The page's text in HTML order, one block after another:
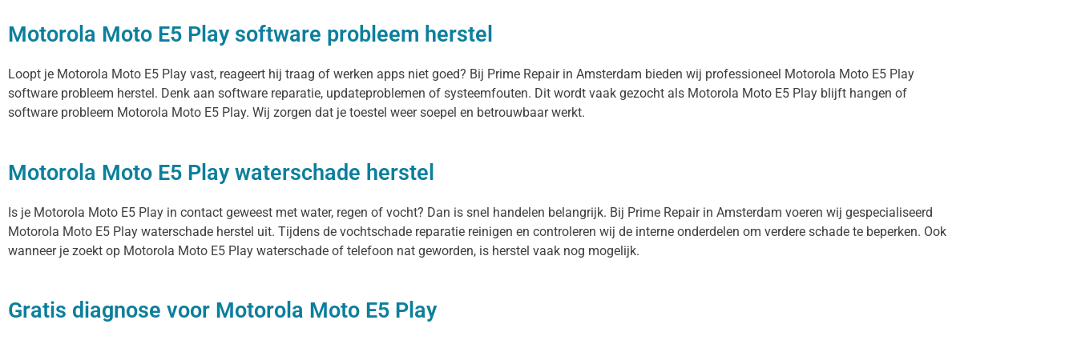
Motorola Moto E5 Play software probleem herstel
Loopt je Motorola Moto E5 Play vast, reageert hij traag of werken apps niet goed? Bij Prime Repair in Amsterdam bieden wij professioneel Motorola Moto E5 Play
software probleem herstel. Denk aan software reparatie, updateproblemen of systeemfouten. Dit wordt vaak gezocht als Motorola Moto E5 Play blijft hangen of
software probleem Motorola Moto E5 Play. Wij zorgen dat je toestel weer soepel en betrouwbaar werkt.
Motorola Moto E5 Play waterschade herstel
Is je Motorola Moto E5 Play in contact geweest met water, regen of vocht? Dan is snel handelen belangrijk. Bij Prime Repair in Amsterdam voeren wij gespecialiseerd
Motorola Moto E5 Play waterschade herstel uit. Tijdens de vochtschade reparatie reinigen en controleren wij de interne onderdelen om verdere schade te beperken. Ook
wanneer je zoekt op Motorola Moto E5 Play waterschade of telefoon nat geworden, is herstel vaak nog mogelijk.
Gratis diagnose voor Motorola Moto E5 Play